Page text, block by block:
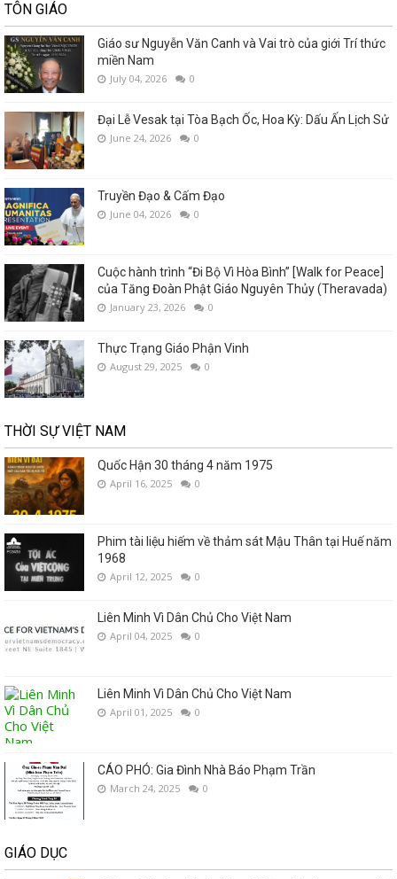
TÔN GIÁO
Giáo sư Nguyễn Văn Canh và Vai trò của giới Trí thức
miền Nam
July 04, 2026 0
Đại Lễ Vesak tại Tòa Bạch Ốc, Hoa Kỳ: Dấu Ấn Lịch Sử
June 24, 2026 0
Truyền Đạo & Cấm Đạo
June 04, 2026 0
Cuộc hành trình “Đi Bộ Vì Hòa Bình” [Walk for Peace]
của Tăng Đoàn Phật Giáo Nguyên Thủy (Theravada)
January 23, 2026 0
Thực Trạng Giáo Phận Vinh
August 29, 2025 0
THỜI SỰ VIỆT NAM
Quốc Hận 30 tháng 4 năm 1975
April 16, 2025 0
Phim tài liệu hiếm về thảm sát Mậu Thân tại Huế năm
1968
April 12, 2025 0
Liên Minh Vì Dân Chủ Cho Việt Nam
April 04, 2025 0
Liên Minh Vì Dân Chủ Cho Việt Nam
April 01, 2025 0
CÁO PHÓ: Gia Đình Nhà Báo Phạm Trần
March 24, 2025 0
GIÁO DỤC